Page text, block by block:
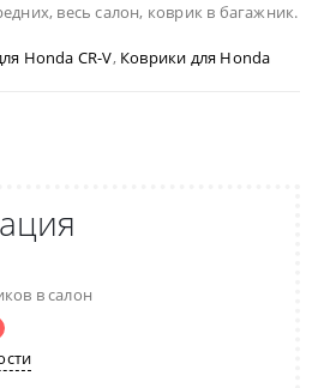
весь салон, коврик в багажник.
Honda CR-V, Коврики для Honda
в салон